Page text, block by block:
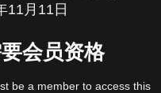
11月11日
会员资格
be a member to access this